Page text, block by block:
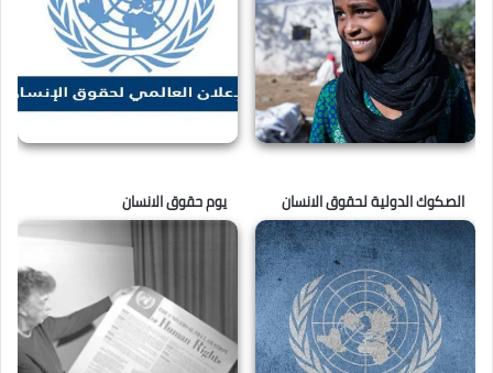
الصكوك الدولية لحقوق الانسان يوم حقوق الانسان